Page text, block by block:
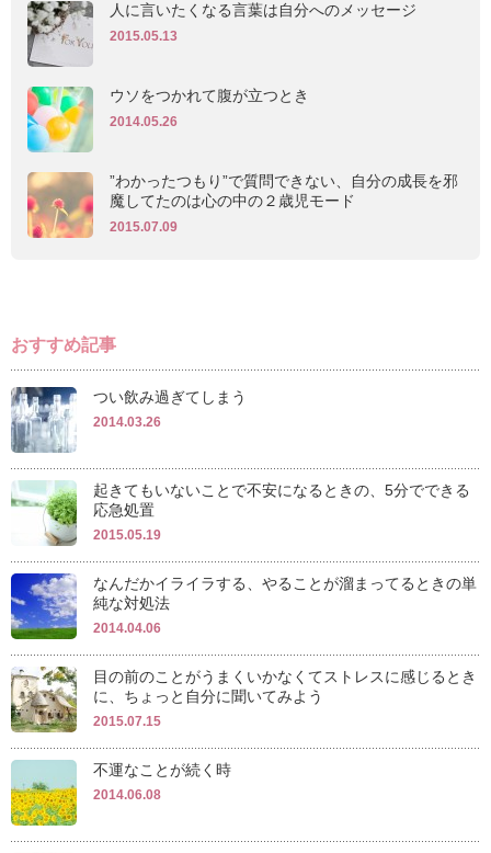
人に言いたくなる言葉は自分へのメッセージ
2015.05.13
ウソをつかれて腹が立つとき
2014.05.26
”わかったつもり”で質問できない、自分の成長を邪
魔してたのは心の中の２歳児モード
2015.07.09
おすすめ記事
つい飲み過ぎてしまう
2014.03.26
起きてもいないことで不安になるときの、5分でできる
応急処置
2015.05.19
なんだかイライラする、やることが溜まってるときの単
純な対処法
2014.04.06
目の前のことがうまくいかなくてストレスに感じるとき
に、ちょっと自分に聞いてみよう
2015.07.15
不運なことが続く時
2014.06.08